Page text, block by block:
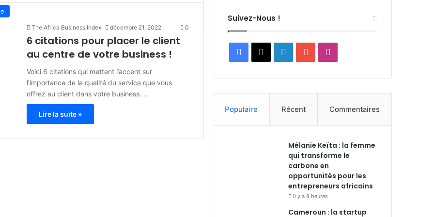
The Africa Business Index décembre 21, 2022 0
6 citations pour placer le client
au centre de votre business !
Voici 6 citations qui mettent l’accent sur
l’importance de la qualité du service que vous
offrez au client dans votre business. …
Lire la suite »
Suivez-Nous !
c
e
n
k
d
n
u
b
e
s
t
g
a
m
Populaire Récent Commentaires
Mélanie Keïta : la femme
qui transforme le
carbone en
opportunités pour les
entrepreneurs africains
il y a 8 heures
Cameroun : la startup